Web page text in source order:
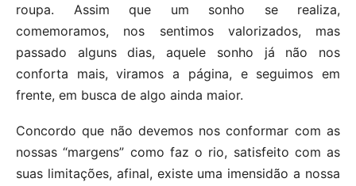
roupa. Assim que um sonho se realiza,
comemoramos, nos sentimos valorizados, mas
passado alguns dias, aquele sonho já não nos
conforta mais, viramos a página, e seguimos em
frente, em busca de algo ainda maior.
Concordo que não devemos nos conformar com as
nossas “margens” como faz o rio, satisfeito com as
suas limitações, afinal, existe uma imensidão a nossa